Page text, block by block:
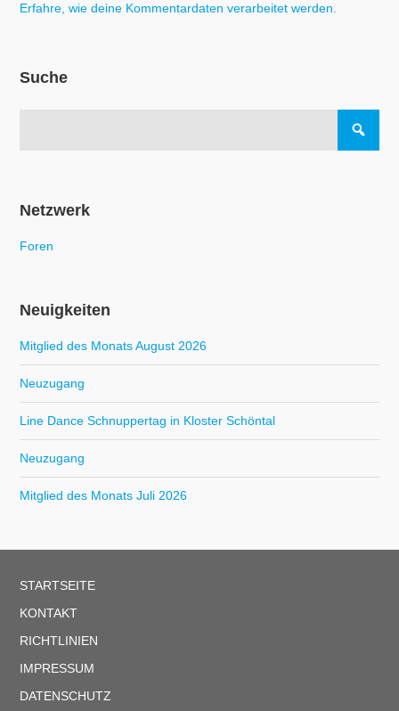
Erfahre, wie deine Kommentardaten verarbeitet werden.
Suche
Netzwerk
Foren
Neuigkeiten
Mitglied des Monats August 2026
Neuzugang
Line Dance Schnuppertag in Kloster Schöntal
Neuzugang
Mitglied des Monats Juli 2026
STARTSEITE
KONTAKT
RICHTLINIEN
IMPRESSUM
DATENSCHUTZ